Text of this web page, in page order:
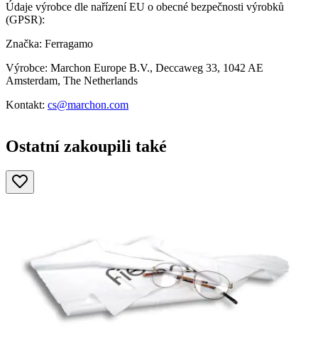
Údaje výrobce dle nařízení EU o obecné bezpečnosti výrobků
(GPSR):
Značka: Ferragamo
Výrobce: Marchon Europe B.V., Deccaweg 33, 1042 AE
Amsterdam, The Netherlands
Kontakt: cs@marchon.com
Ostatní zakoupili také